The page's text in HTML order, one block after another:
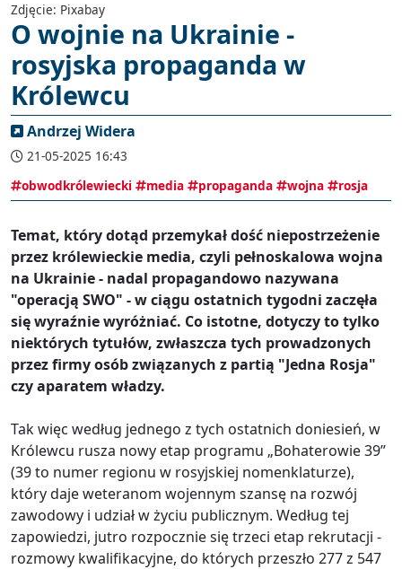
Zdjęcie: Pixabay
O wojnie na Ukrainie -
rosyjska propaganda w
Królewcu
Andrzej Widera
21-05-2025 16:43
obwodkrólewiecki
media propaganda wojna rosja
Temat, który dotąd przemykał dość niepostrzeżenie
przez królewieckie media, czyli pełnoskalowa wojna
na Ukrainie - nadal propagandowo nazywana
"operacją SWO" - w ciągu ostatnich tygodni zaczęła
się wyraźnie wyróżniać. Co istotne, dotyczy to tylko
niektórych tytułów, zwłaszcza tych prowadzonych
przez firmy osób związanych z partią "Jedna Rosja"
czy aparatem władzy.
Tak więc według jednego z tych ostatnich doniesień, w
Królewcu rusza nowy etap programu „Bohaterowie 39”
(39 to numer regionu w rosyjskiej nomenklaturze),
który daje weteranom wojennym szansę na rozwój
zawodowy i udział w życiu publicznym. Według tej
zapowiedzi, jutro rozpocznie się trzeci etap rekrutacji -
rozmowy kwalifikacyjne, do których przeszło 277 z 547